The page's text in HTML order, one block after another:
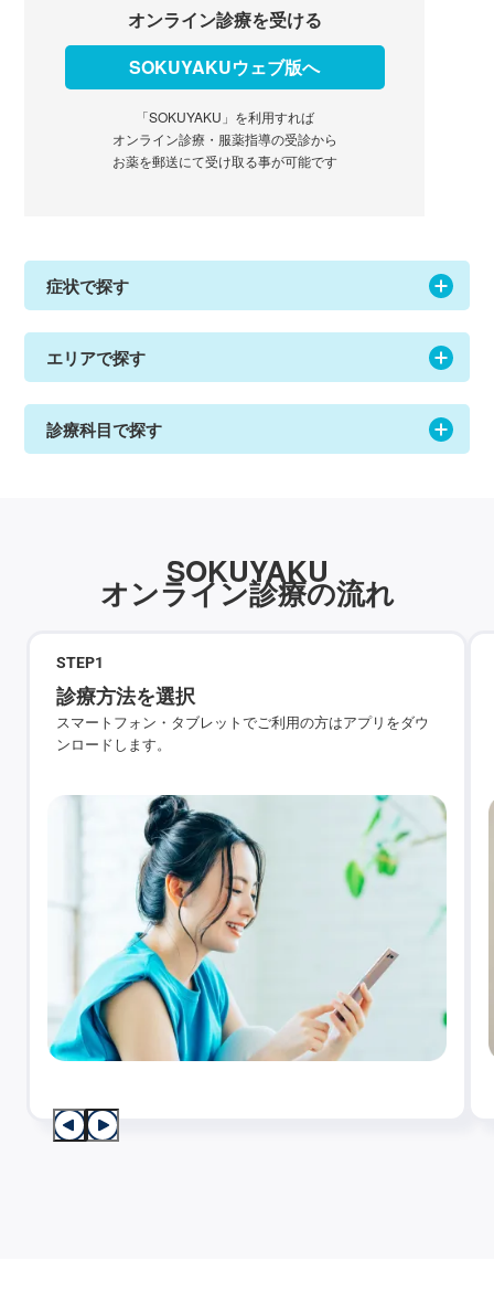
オンライン診療を受ける
SOKUYAKUウェブ版へ
「SOKUYAKU」を利用すれば
オンライン診療・服薬指導の受診から
お薬を郵送にて受け取る事が可能です
症状で探す
エリアで探す
診療科目で探す
SOKUYAKU
オンライン診療の流れ
STEP1
診療方法を選択
スマートフォン・タブレットでご利用の方はアプリをダウ
ンロードします。